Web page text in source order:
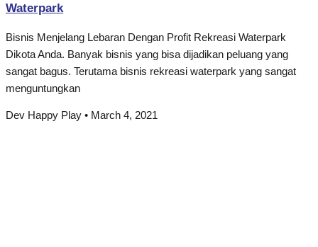
Waterpark
Bisnis Menjelang Lebaran Dengan Profit Rekreasi Waterpark
Dikota Anda. Banyak bisnis yang bisa dijadikan peluang yang
sangat bagus. Terutama bisnis rekreasi waterpark yang sangat
menguntungkan
Dev Happy Play March 4, 2021